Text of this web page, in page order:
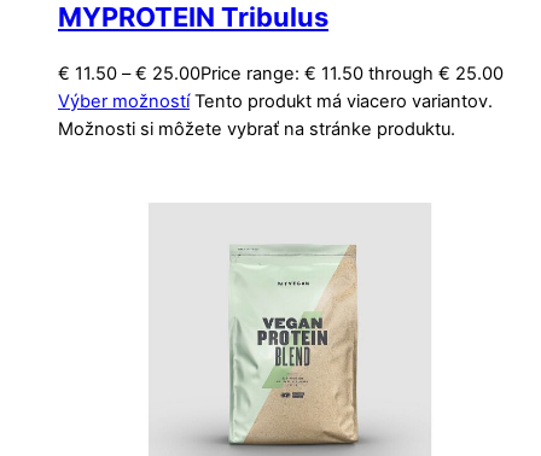
MYPROTEIN Tribulus
€ 11.50 – € 25.00Price range: € 11.50 through € 25.00
Výber možností Tento produkt má viacero variantov.
Možnosti si môžete vybrať na stránke produktu.